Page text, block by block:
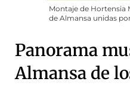
Montaje de Hortensia
de Almansa unidas
Panorama
Almansa de